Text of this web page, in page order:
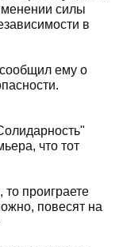
силы
в
ему о
что тот
проиграете
повесят на